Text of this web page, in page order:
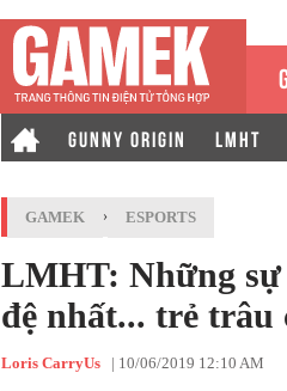
GUNNY ORIGIN LMHT
GAMEK › ESPORTS
LMHT: Những sự
đệ nhất... trẻ
Loris CarryUs | 10/06/2019 12:10 AM